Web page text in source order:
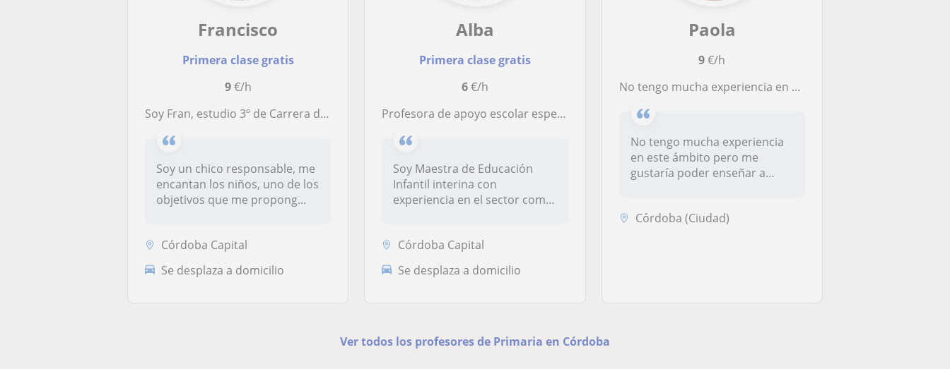
Francisco
Primera clase gratis
9€/h
Soy Fran, estudio 3º de Carrera de Magisterio Educación Primaria
Soy un chico responsable, me
encantan los niños, uno de los
objetivos que me propong...
Córdoba Capital
Se desplaza a domicilio
Alba
Primera clase gratis
6€/h
Profesora de apoyo escolar especializada en niños de infantil y primaria tanto presencial como online
Soy Maestra de Educación
Infantil interina con
experiencia en el sector como
Córdoba Capital
Se desplaza a domicilio
Paola
9€/h
No tengo mucha experiencia en este ámbito pero me gustaría poder enseñar
No tengo mucha experiencia
en este ámbito pero me
gustaría poder enseñar a
Córdoba (Ciudad)
Ver todos los profesores de Primaria en Córdoba